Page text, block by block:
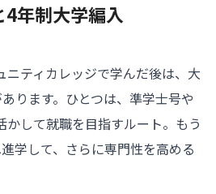
年制大学編入
ニティカレッジで学んだ後は、大
ります。ひとつは、準学士号や
かして就職を目指すルート。もう
学して、さらに専門性を高める